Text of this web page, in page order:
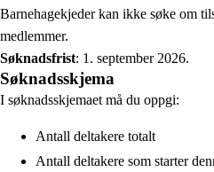
Barnehagekjeder kan ikke søke om
medlemmer.
Søknadsfrist: 1. september 2026.
Søknadsskjema
I søknadsskjemaet må du oppgi:
Antall deltakere totalt
Antall deltakere som starter